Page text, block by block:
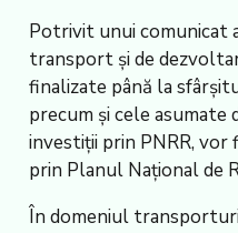
Potrivit unui comunicat
transport și de
finalizate până la
precum și cele asumate
investiții prin PNRR,
prin Planul Național de
În domeniul